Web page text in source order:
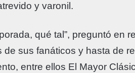
y varonil.
qué tal”, preguntó en
de sus fanáticos y hasta de
entre ellos El Mayor